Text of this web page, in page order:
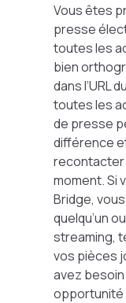
Vous êtes
presse
toutes les
bien
dans l’URL
toutes les
de presse
différence
recontacter
moment. Si
Bridge,
quelqu’un
streaming,
vos pièces
avez
opportunité